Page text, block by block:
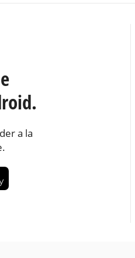
a la